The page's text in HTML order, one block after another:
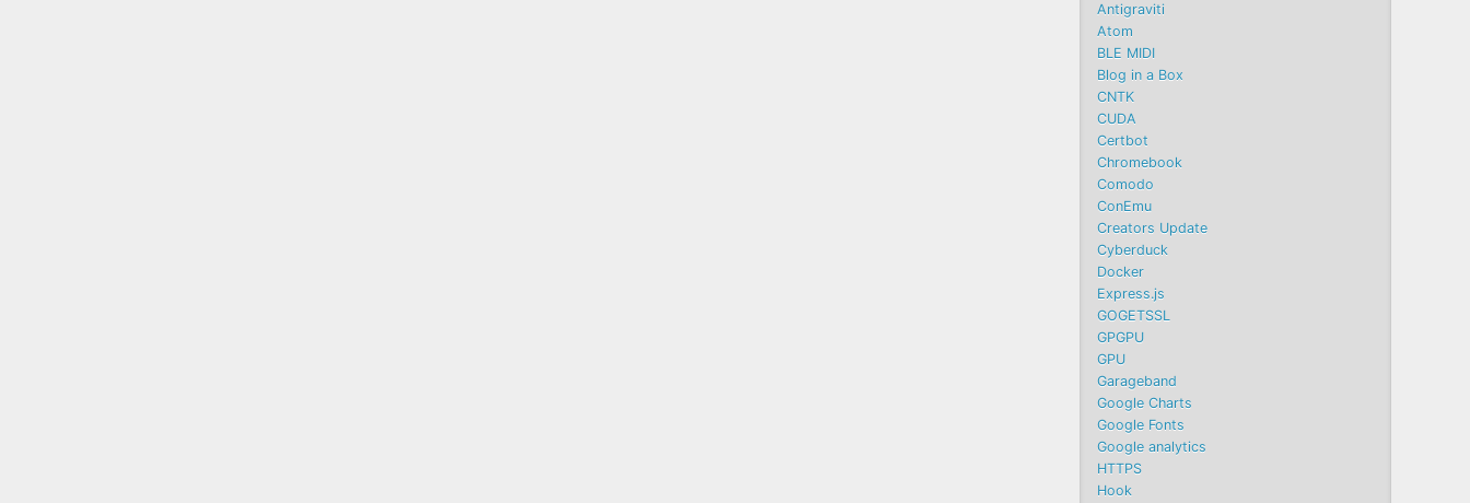
Antigraviti
Atom
BLE MIDI
Blog in a Box
CNTK
CUDA
Certbot
Chromebook
Comodo
ConEmu
Creators Update
Cyberduck
Docker
Express.js
GOGETSSL
GPGPU
GPU
Garageband
Google Charts
Google Fonts
Google analytics
HTTPS
Hook